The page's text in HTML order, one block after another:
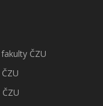
ČZU